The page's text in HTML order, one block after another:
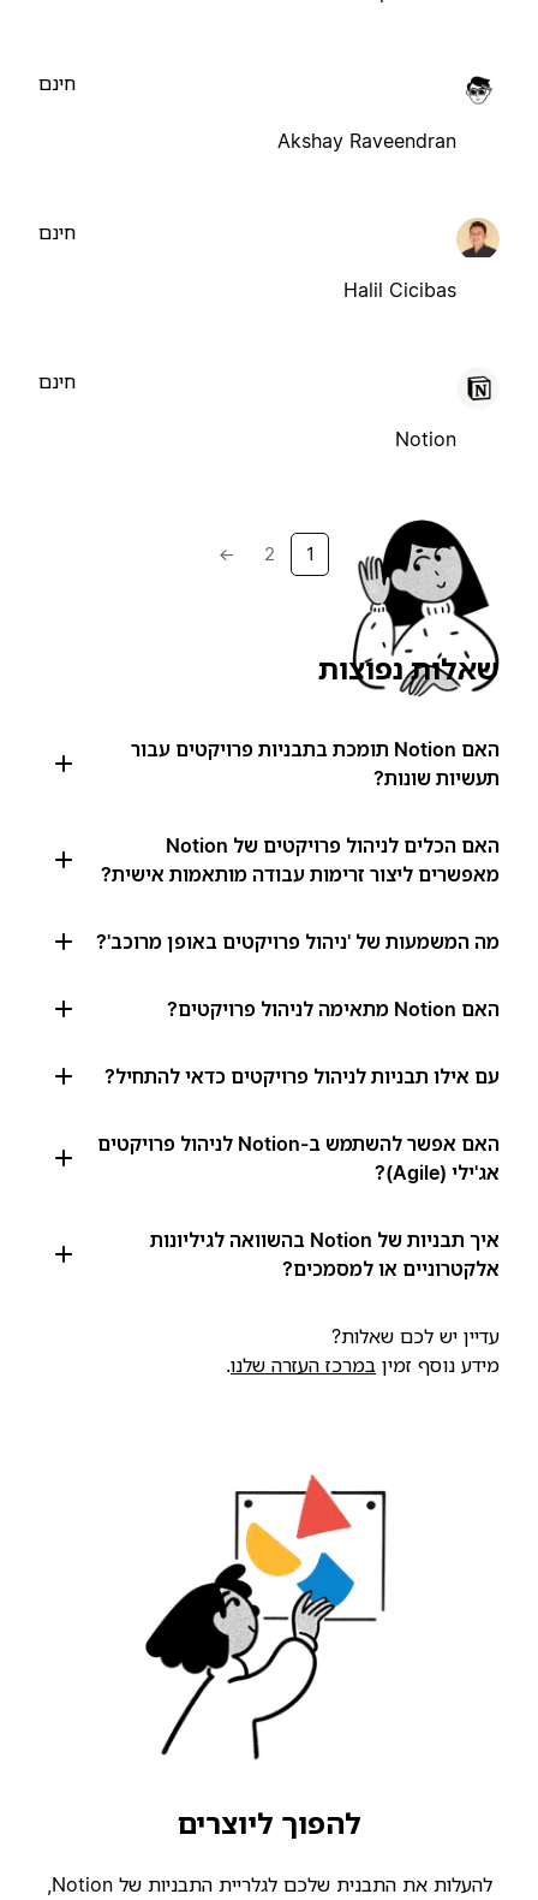
Akshay Raveendran
חינם
Halil Cicibas
חינם
Notion
חינם
1
2
→
שאלות נפוצות
האם Notion תומכת בתבניות פרויקטים עבור
תעשיות שונות?
האם הכלים לניהול פרויקטים של Notion
מאפשרים ליצור זרימות עבודה מותאמות אישית?
מה המשמעות של 'ניהול פרויקטים באופן מרוכב'?
האם Notion מתאימה לניהול פרויקטים?
עם אילו תבניות לניהול פרויקטים כדאי להתחיל?
האם אפשר להשתמש ב-Notion לניהול פרויקטים
אג'ילי (Agile)?
איך תבניות של Notion בהשוואה לגיליונות
אלקטרוניים או למסמכים?
עדיין יש לכם שאלות?
מידע נוסף זמין במרכז העזרה שלנו.
להפוך ליוצרים
להעלות את התבנית שלכם לגלריית התבניות של Notion,